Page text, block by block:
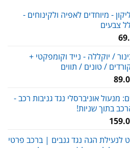
- מיוחדים לאפיה ולקינוחים -
המחיר
הוא:
69.00 ₪.
/ יוקללה - נייד וקומפקטי +
/ טונים / תווים
המחיר
הוא:
89.00 ₪.
מנעול אוניברסלי נגד גניבות רכב -
בתוך שניות!
המחיר
הוא:
לנעילת הגה נגד גנבים | ברכב פרטי